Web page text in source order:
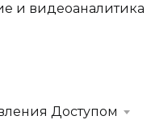
и видеоаналитика
Доступом